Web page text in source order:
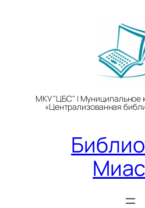
МКУ "ЦБС" | Муниципальное
«Централизованная